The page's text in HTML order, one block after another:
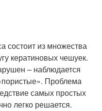
состоит из множества
кератиновых чешуек.
– наблюдается
Проблема
самых простых
легко решается.